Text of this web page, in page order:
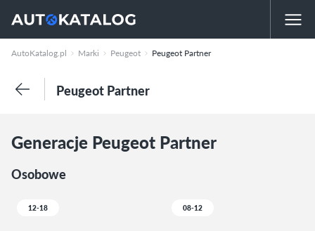
AutoKatalog.pl Marki Peugeot Peugeot Partner
Peugeot Partner
Generacje Peugeot Partner
Osobowe
12-18 08-12